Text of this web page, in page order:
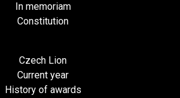
In memoriam
Constitution
Czech Lion
Current year
History of awards